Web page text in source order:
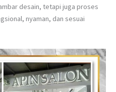
desain, tetapi juga proses
nyaman, dan sesuai